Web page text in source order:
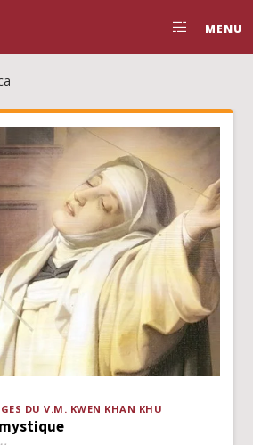
MENU
DU V.M. KWEN KHAN KHU